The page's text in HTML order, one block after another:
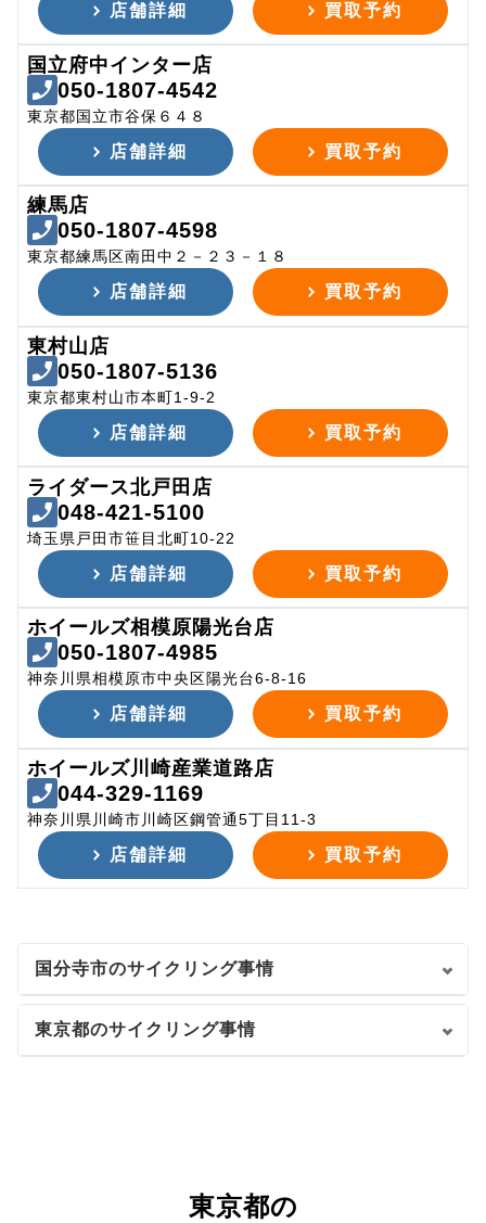
店舗詳細 買取予約
国立府中インター店
050-1807-4542
東京都国立市谷保６４８
店舗詳細 買取予約
練馬店
050-1807-4598
東京都練馬区南田中２－２３－１８
店舗詳細 買取予約
東村山店
050-1807-5136
東京都東村山市本町1-9-2
店舗詳細 買取予約
ライダース北戸田店
048-421-5100
埼玉県戸田市笹目北町10-22
店舗詳細 買取予約
ホイールズ相模原陽光台店
050-1807-4985
神奈川県相模原市中央区陽光台6-8-16
店舗詳細 買取予約
ホイールズ川崎産業道路店
044-329-1169
神奈川県川崎市川崎区鋼管通5丁目11-3
店舗詳細 買取予約
国分寺市のサイクリング事情
東京都のサイクリング事情
東京都の